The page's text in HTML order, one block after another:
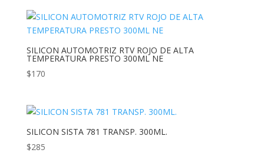
SILICON AUTOMOTRIZ RTV ROJO DE ALTA
TEMPERATURA PRESTO 300ML NE
$170
SILICON SISTA 781 TRANSP. 300ML.
$285